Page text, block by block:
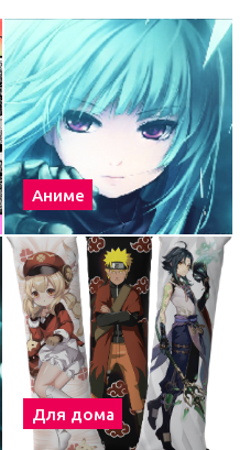
Аниме
Для дома